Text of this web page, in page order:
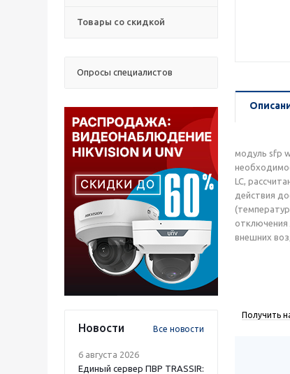
Товары со скидкой
Опросы специалистов
Новости Все новости
6 августа 2026
Единый сервер ПВР TRASSIR:
модуль sfp
LC,
действия
отключения
внешних
Получить